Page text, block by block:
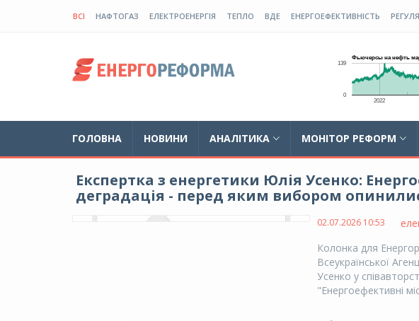
ВСІ НАФТОГАЗ ЕЛЕКТРОЕНЕРГІЯ ТЕПЛО ВДЕ ЕНЕРГОЕФЕКТИВНІСТЬ
ГОЛОВНА НОВИНИ АНАЛІТИКА МОНІТОР РЕФОРМ
Експертка з енергетики Юлія Усенко:
деградація - перед яким вибором
02.07.2026 10:53
Колонка для
Всеукраїнської
Усенко у
"Енергоефективні